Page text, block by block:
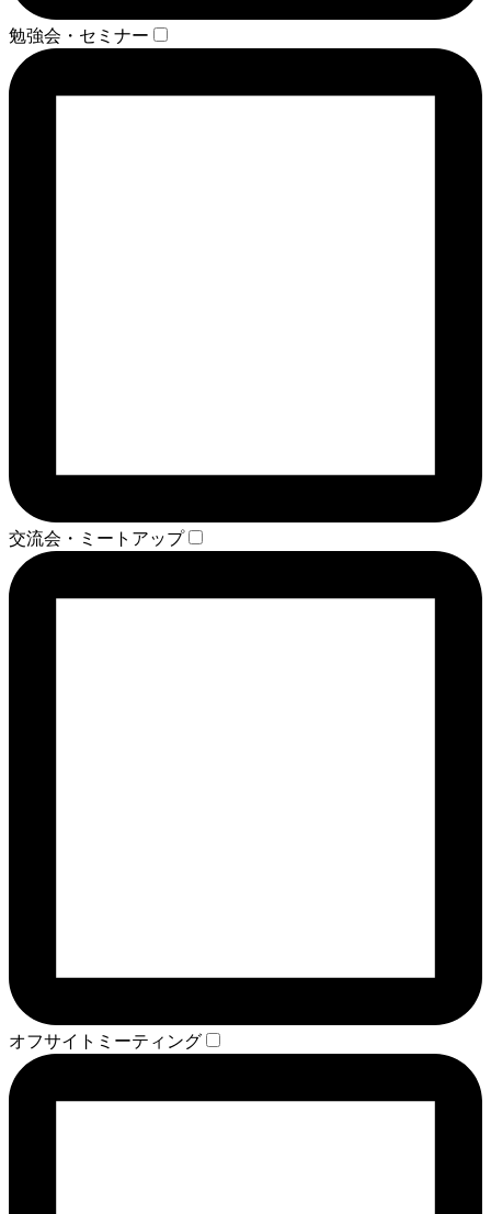
勉強会・セミナー
交流会・ミートアップ
オフサイトミーティング